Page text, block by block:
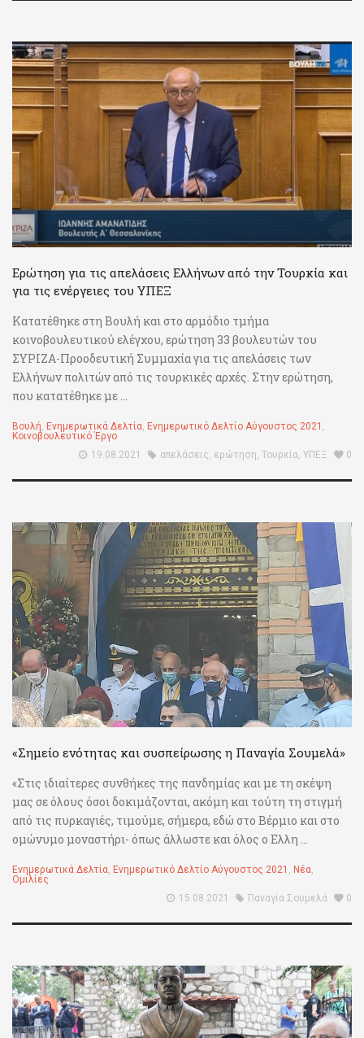
Ερώτηση για τις απελάσεις Ελλήνων από την Τουρκία και
για τις ενέργειες του ΥΠΕΞ
Κατατέθηκε στη Βουλή και στο αρμόδιο τμήμα
κοινοβουλευτικού ελέγχου, ερώτηση 33 βουλευτών του
ΣΥΡΙΖΑ-Προοδευτική Συμμαχία για τις απελάσεις των
Ελλήνων πολιτών από τις τουρκικές αρχές. Στην ερώτηση,
που κατατέθηκε με ...
Βουλή, Ενημερωτικά Δελτία, Ενημερωτικό Δελτίο Αύγουστος 2021 ,
Κοινοβουλευτικό Έργο
19.08.2021
απελάσεις, ερώτηση, Τουρκία, ΥΠΕΞ 0
«Σημείο ενότητας και συσπείρωσης η Παναγία Σουμελά»
«Στις ιδιαίτερες συνθήκες της πανδημίας και με τη σκέψη
μας σε όλους όσοι δοκιμάζονται, ακόμη και τούτη τη στιγμή
από τις πυρκαγιές, τιμούμε, σήμερα, εδώ στο Βέρμιο και στο
ομώνυμο μοναστήρι- όπως άλλωστε και όλος ο Ελλη ...
Ενημερωτικά Δελτία, Ενημερωτικό Δελτίο Αύγουστος 2021 , Νέα,
Ομιλίες
15.08.2021
Παναγία Σουμελά 0